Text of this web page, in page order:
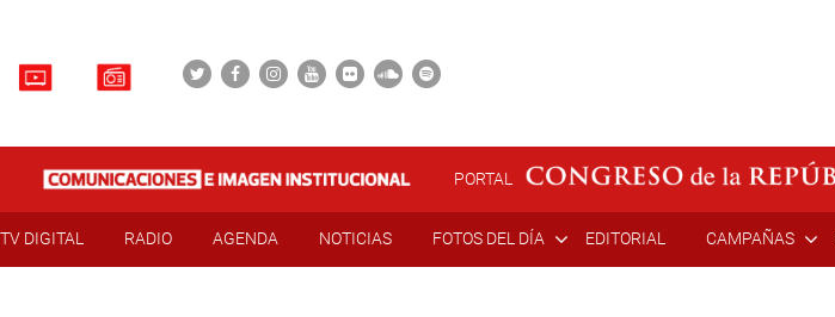
PORTAL
TV DIGITAL RADIO AGENDA NOTICIAS FOTOS DEL DÍA EDITORIAL CAMPAÑAS